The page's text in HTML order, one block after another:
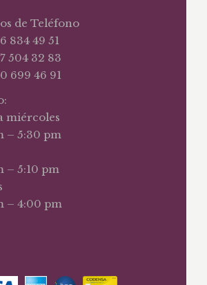
de Teléfono
834 49 51
504 32 83
699 46 91
miércoles
– 5:30 pm
– 5:10 pm
– 4:00 pm